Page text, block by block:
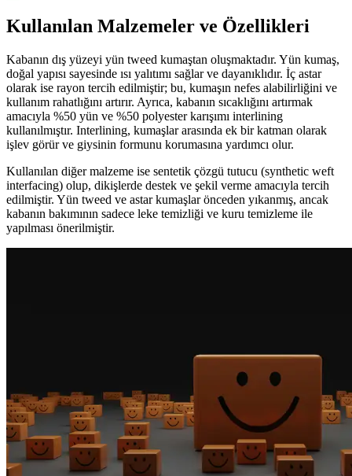
Kullanılan Malzemeler ve Özellikleri
Kabanın dış yüzeyi yün tweed kumaştan oluşmaktadır. Yün kumaş,
doğal yapısı sayesinde ısı yalıtımı sağlar ve dayanıklıdır. İç astar
olarak ise rayon tercih edilmiştir; bu, kumaşın nefes alabilirliğini ve
kullanım rahatlığını artırır. Ayrıca, kabanın sıcaklığını artırmak
amacıyla %50 yün ve %50 polyester karışımı interlining
kullanılmıştır. Interlining, kumaşlar arasında ek bir katman olarak
işlev görür ve giysinin formunu korumasına yardımcı olur.
Kullanılan diğer malzeme ise sentetik çözgü tutucu (synthetic weft
interfacing) olup, dikişlerde destek ve şekil verme amacıyla tercih
edilmiştir. Yün tweed ve astar kumaşlar önceden yıkanmış, ancak
kabanın bakımının sadece leke temizliği ve kuru temizleme ile
yapılması önerilmiştir.